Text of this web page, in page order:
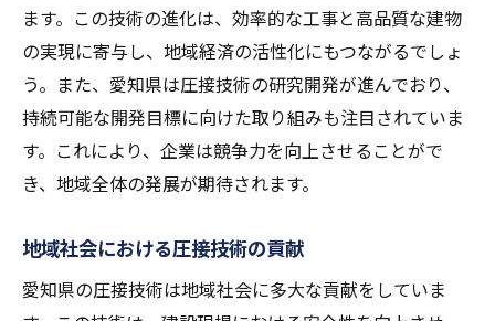
ます。この技術の進化は、効率的な工事と高品質な建物
の実現に寄与し、地域経済の活性化にもつながるでしょ
う。また、愛知県は圧接技術の研究開発が進んでおり、
持続可能な開発目標に向けた取り組みも注目されていま
す。これにより、企業は競争力を向上させることがで
き、地域全体の発展が期待されます。
地域社会における圧接技術の貢献
愛知県の圧接技術は地域社会に多大な貢献をしていま